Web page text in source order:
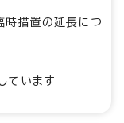
時措置の延長につ
ています